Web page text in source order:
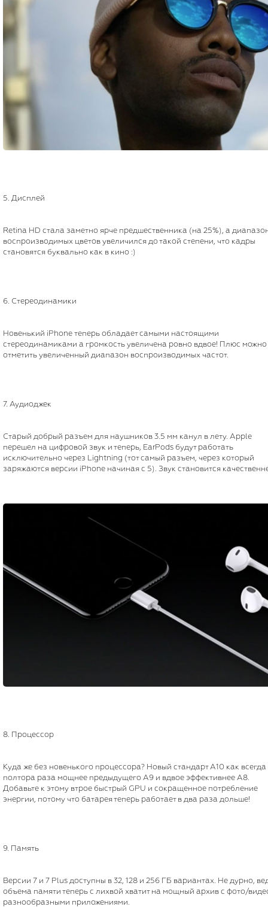
5. Дисплей
Retina HD стала заметно ярче предшественника (на 25%), а
воспроизводимых цветов увеличился до такой степени, что кадры
становятся буквально как в кино :)
6. Стереодинамики
Новенький iPhone теперь обладает самыми настоящими
стереодинамиками а громкость увеличена ровно вдвое! Плюс можно
отметить увеличенный диапазон воспроизводимых частот.
7. Аудиоджек
Старый добрый разъем для наушников 3.5 мм канул в лету. Apple
перешел на цифровой звук и теперь, EarPods будут работать
исключительно через Lightning (тот самый разъем, через который
заряжаются версии iPhone начиная с 5). Звук становится
8. Процессор
Куда же без новенького процессора? Новый стандарт A10 как всегда
полтора раза мощнее предыдущего A9 и вдвое эффективнее A8.
Добавьте к этому втрое быстрый GPU и сокращенное потребление
энергии, потому что батарея теперь работает в два раза дольше!
9. Память
Версии 7 и 7 Plus доступны в 32, 128 и 256 ГБ вариантах. Не дурно,
объема памяти теперь с лихвой хватит на мощный архив с фото/
разнообразными приложениями.